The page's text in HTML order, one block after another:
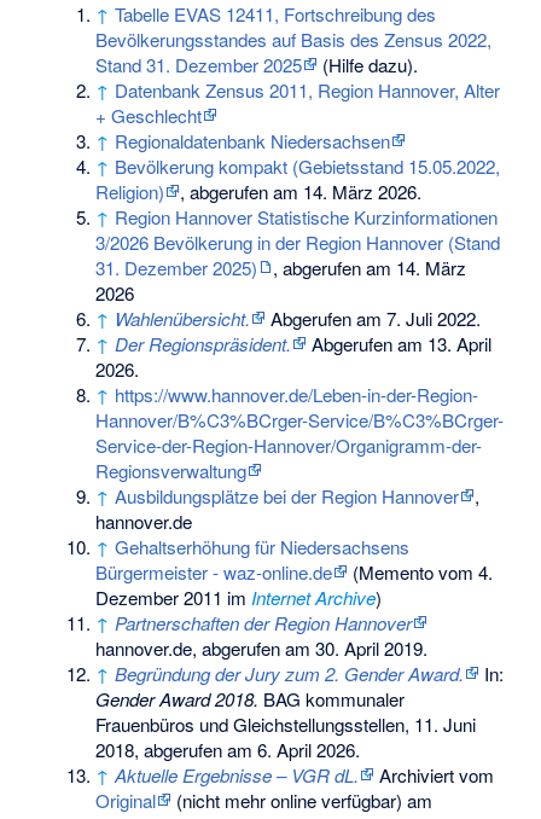
↑ Tabelle EVAS 12411, Fortschreibung des
Bevölkerungsstandes auf Basis des Zensus 2022,
Stand 31. Dezember 2025
(Hilfe dazu).
↑ Datenbank Zensus 2011, Region Hannover, Alter
+ Geschlecht
↑ Regionaldatenbank Niedersachsen
↑ Bevölkerung kompakt (Gebietsstand 15.05.2022,
Religion)
, abgerufen am 14. März 2026.
↑ Region Hannover Statistische Kurzinformationen
3/2026 Bevölkerung in der Region Hannover (Stand
31. Dezember 2025)
, abgerufen am 14. März
2026
↑ Wahlenübersicht. Abgerufen am 7. Juli 2022.
↑ Der Regionspräsident.
Abgerufen am 13. April
2026.
↑ https://www.hannover.de/Leben-in-der-Region-
Hannover/B%C3%BCrger-Service/B%C3%BCrger-
Service-der-Region-Hannover/Organigramm-der-
Regionsverwaltung
↑ Ausbildungsplätze bei der Region Hannover
,
hannover.de
↑ Gehaltserhöhung für Niedersachsens
Bürgermeister - waz-online.de
(Mementovom 4.
Dezember 2011 im Internet Archive)
↑ Partnerschaften der Region Hannover
hannover.de, abgerufen am 30. April 2019.
↑ Begründung der Jury zum 2. Gender Award.
In:
Gender Award 2018. BAG kommunaler
Frauenbüros und Gleichstellungsstellen, 11. Juni
2018, abgerufen am 6. April 2026.
↑ Aktuelle Ergebnisse – VGR dL.
Archiviert vom
Original
(nicht mehr online verfügbar) am